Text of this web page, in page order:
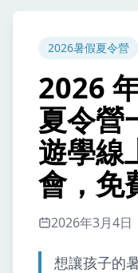
2026暑假夏令營
2026
夏令營
遊學線
會，免
2026年3月4日
想讓孩子的